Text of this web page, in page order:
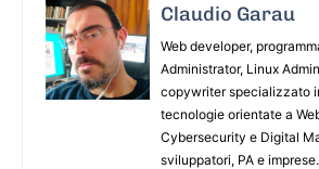
Claudio Garau
Web developer,
Administrator, Linux
copywriter specializzato
tecnologie orientate a
Cybersecurity e Digital
sviluppatori, PA e imprese.